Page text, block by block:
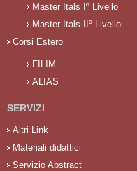
Master Itals Iº Livello
Master Itals IIº Livello
Corsi Estero
FILIM
ALIAS
SERVIZI
Altri Link
Materiali didattici
Servizio Abstract